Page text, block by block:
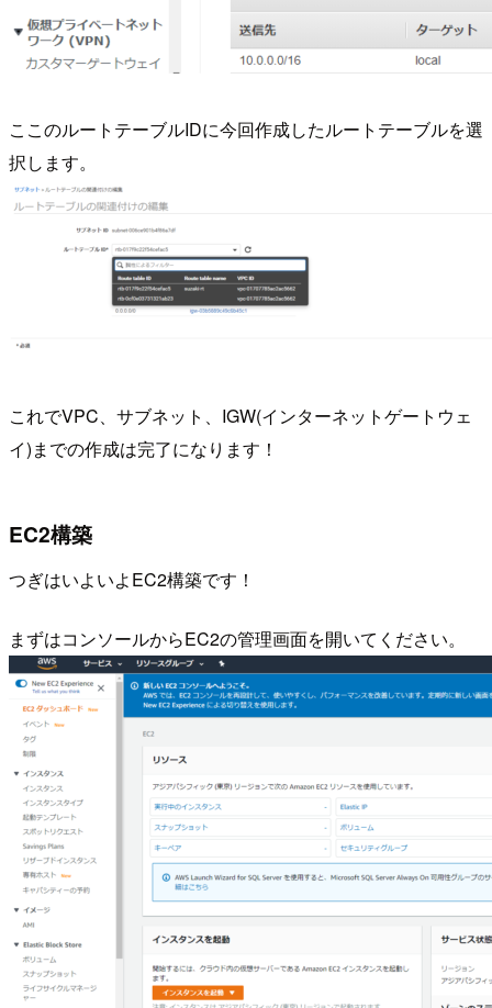
ここのルートテーブルIDに今回作成したルートテーブルを選
択します。
これでVPC、サブネット、IGW(インターネットゲートウェ
イ)までの作成は完了になります！
EC2構築
つぎはいよいよEC2構築です！
まずはコンソールからEC2の管理画面を開いてください。